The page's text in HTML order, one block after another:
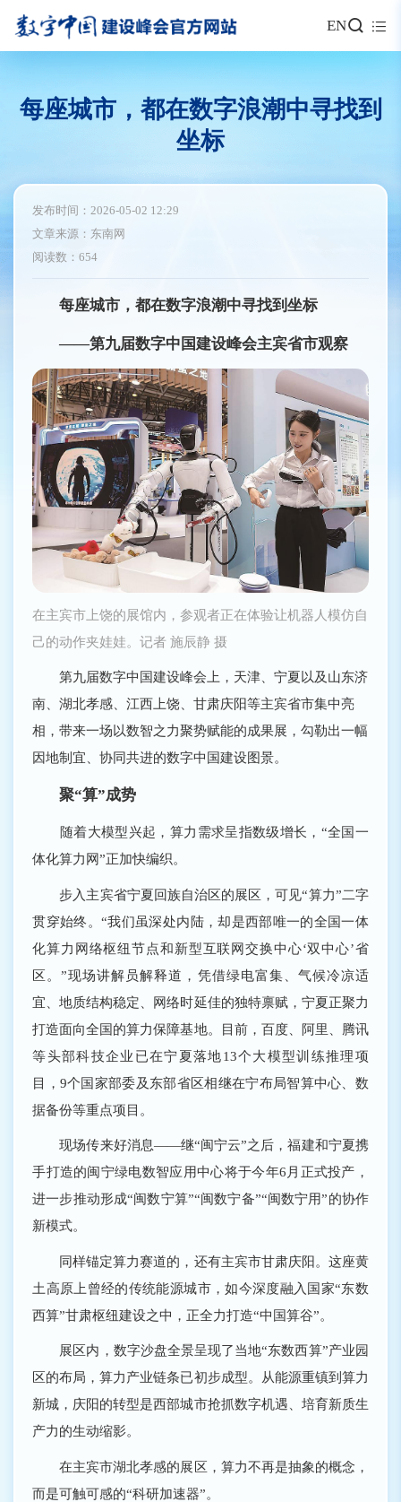
EN
每座城市，都在数字浪潮中寻找到
坐标
发布时间：2026-05-02 12:29
文章来源：东南网
阅读数：654
每座城市，都在数字浪潮中寻找到坐标
——第九届数字中国建设峰会主宾省市观察
在主宾市上饶的展馆内，参观者正在体验让机器人模仿自
己的动作夹娃娃。记者 施辰静 摄
第九届数字中国建设峰会上，天津、宁夏以及山东济
南、湖北孝感、江西上饶、甘肃庆阳等主宾省市集中亮
相，带来一场以数智之力聚势赋能的成果展，勾勒出一幅
因地制宜、协同共进的数字中国建设图景。
聚“算”成势
随着大模型兴起，算力需求呈指数级增长，“全国一
体化算力网”正加快编织。
步入主宾省宁夏回族自治区的展区，可见“算力”二字
贯穿始终。“我们虽深处内陆，却是西部唯一的全国一体
化算力网络枢纽节点和新型互联网交换中心‘双中心’省
区。”现场讲解员解释道，凭借绿电富集、气候冷凉适
宜、地质结构稳定、网络时延佳的独特禀赋，宁夏正聚力
打造面向全国的算力保障基地。目前，百度、阿里、腾讯
等头部科技企业已在宁夏落地13个大模型训练推理项
目，9个国家部委及东部省区相继在宁布局智算中心、数
据备份等重点项目。
现场传来好消息——继“闽宁云”之后，福建和宁夏携
手打造的闽宁绿电数智应用中心将于今年6月正式投产，
进一步推动形成“闽数宁算”“闽数宁备”“闽数宁用”的协作
新模式。
同样锚定算力赛道的，还有主宾市甘肃庆阳。这座黄
土高原上曾经的传统能源城市，如今深度融入国家“东数
西算”甘肃枢纽建设之中，正全力打造“中国算谷”。
展区内，数字沙盘全景呈现了当地“东数西算”产业园
区的布局，算力产业链条已初步成型。从能源重镇到算力
新城，庆阳的转型是西部城市抢抓数字机遇、培育新质生
产力的生动缩影。
在主宾市湖北孝感的展区，算力不再是抽象的概念，
而是可触可感的“科研加速器”。